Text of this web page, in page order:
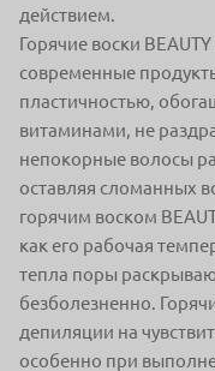
действием.
Горячие воски
современные
пластичностью,
витаминами, не
непокорные волосы
оставляя сломанных
горячим воском
как его рабочая
тепла поры
безболезненно.
депиляции на
особенно при